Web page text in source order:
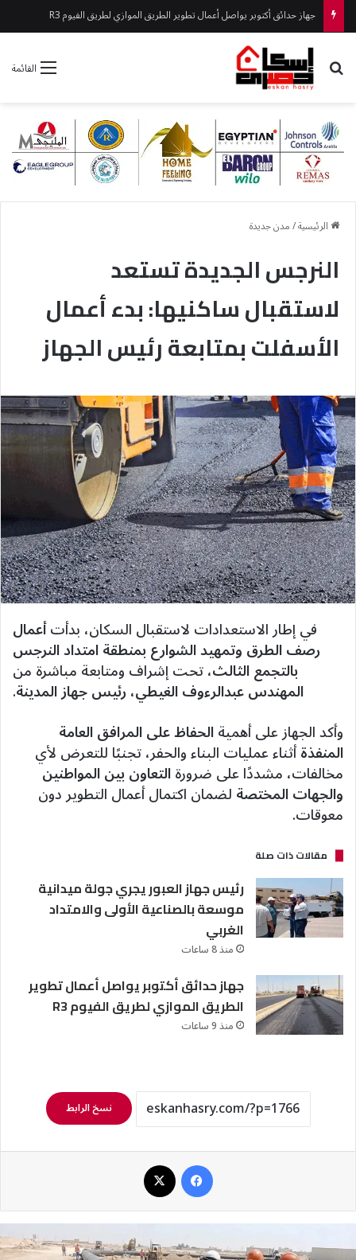
جهاز حدائق أكتوبر يواصل أعمال تطوير الطريق الموازي لطريق الفيوم R3
القائمة بحث عن
الرئيسية/مدن جديدة
النرجس الجديدة تستعد
لاستقبال ساكنيها: بدء أعمال
الأسفلت بمتابعة رئيس الجهاز
في إطار الاستعدادات لاستقبال السكان، بدأتأعمال
رصف الطرق وتمهيد الشوارع بمنطقة امتداد النرجس
بالتجمع الثالث، تحت إشراف ومتابعة مباشرة من
المهندس عبدالرءوف الغيطي، رئيس جهاز المدينة.
وأكد الجهاز على أهميةالحفاظ على المرافق العامة
المنفذةأثناء عمليات البناء والحفر، تجنبًا للتعرض لأي
مخالفات، مشددًا على ضرورةالتعاون بين المواطنين
والجهات المختصةلضمان اكتمال أعمال التطوير دون
معوقات.
مقالات ذات صلة
رئيس جهاز العبور يجري جولة ميدانية
موسعة بالصناعية الأولى والامتداد
الغربي
منذ 8 ساعات
جهاز حدائق أكتوبر يواصل أعمال تطوير
الطريق الموازي لطريق الفيوم R3
منذ 9 ساعات
نسخ الرابط